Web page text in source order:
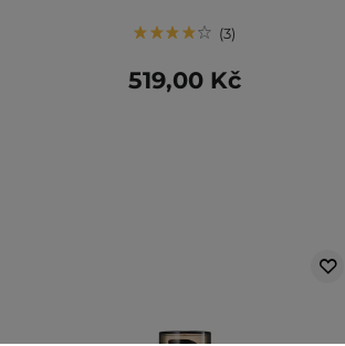
3
519,00 Kč